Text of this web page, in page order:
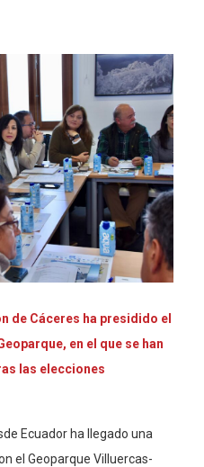
de Cáceres ha presidido el
en el que se han
las elecciones
Ecuador ha llegado una
el Geoparque Villuercas-